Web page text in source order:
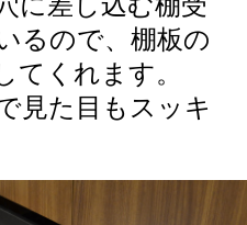
るので、棚板の
てくれます。
見た目もスッキ